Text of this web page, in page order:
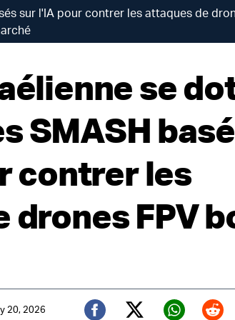
sur l'IA pour contrer les attaques de
se
SMASH
contrer les
drones FPV
20, 2026